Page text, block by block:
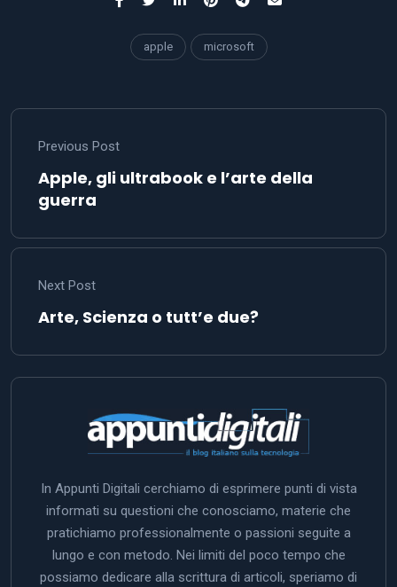
apple microsoft
Previous Post
Apple, gli ultrabook e l’arte della
guerra
Next Post
Arte, Scienza o tutt’e due?
In Appunti Digitali cerchiamo di esprimere punti di vista
informati su questioni che conosciamo, materie che
pratichiamo professionalmente o passioni seguite a
lungo e con metodo. Nei limiti del poco tempo che
possiamo dedicare alla scrittura di articoli, speriamo di